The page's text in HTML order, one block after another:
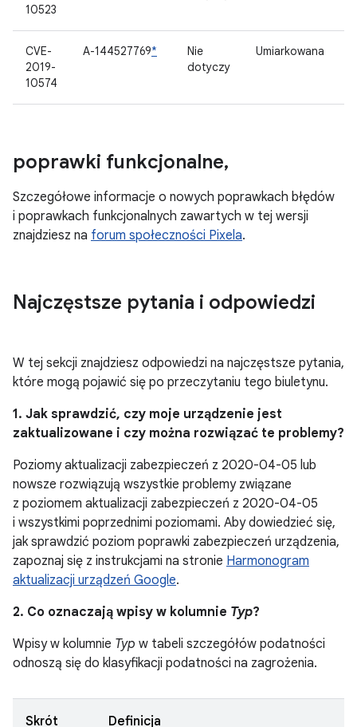
10523
CVE-
2019-
10574
A-144527769*
Nie
dotyczy
Umiarkowana
poprawki funkcjonalne,
Szczegółowe informacje o nowych poprawkach błędów
i poprawkach funkcjonalnych zawartych w tej wersji
znajdziesz na forum społeczności Pixela.
Najczęstsze pytania i odpowiedzi
W tej sekcji znajdziesz odpowiedzi na najczęstsze pytania,
które mogą pojawić się po przeczytaniu tego biuletynu.
1. Jak sprawdzić, czy moje urządzenie jest
zaktualizowane i czy można rozwiązać te problemy?
Poziomy aktualizacji zabezpieczeń z 2020-04-05 lub
nowsze rozwiązują wszystkie problemy związane
z poziomem aktualizacji zabezpieczeń z 2020-04-05
i wszystkimi poprzednimi poziomami. Aby dowiedzieć się,
jak sprawdzić poziom poprawki zabezpieczeń urządzenia,
zapoznaj się z instrukcjami na stronie Harmonogram
aktualizacji urządzeń Google.
2. Co oznaczają wpisy w kolumnie Typ?
Wpisy w kolumnie Typ w tabeli szczegółów podatności
odnoszą się do klasyfikacji podatności na zagrożenia.
Skrót Definicja